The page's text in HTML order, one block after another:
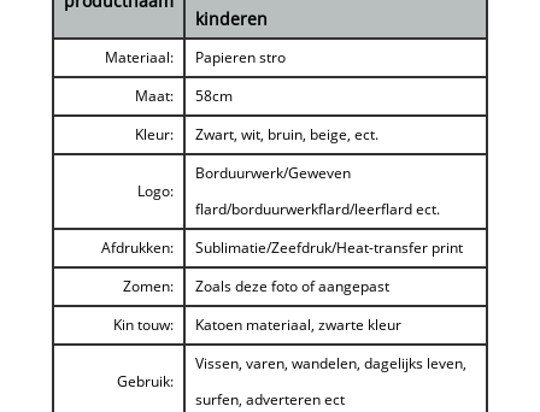
kinderen
Materiaal:
Papieren stro
Maat:
58cm
Kleur:
Zwart, wit, bruin, beige, ect.
Logo:
Borduurwerk/Geweven
flard/borduurwerkflard/leerflard ect.
Afdrukken:
Sublimatie/Zeefdruk/Heat-transfer print
Zomen:
Zoals deze foto of aangepast
Kin touw:
Katoen materiaal, zwarte kleur
Gebruik:
Vissen, varen, wandelen, dagelijks leven,
surfen, adverteren ect